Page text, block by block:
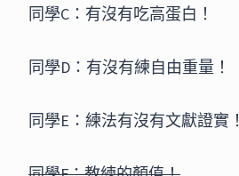
同學C：有沒有吃高蛋白！
同學D：有沒有練自由重量！
同學E：練法有沒有文獻證實！